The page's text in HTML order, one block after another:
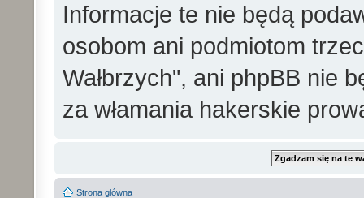
Informacje te nie będą
osobom ani podmiotom
Wałbrzych", ani phpBB nie
za włamania hakerskie
Strona główna